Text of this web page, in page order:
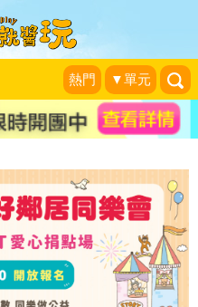
熱門 ▼單元
限定再抽
品